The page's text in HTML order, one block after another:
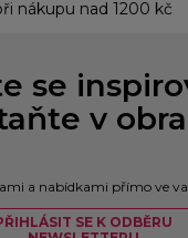
nákupu nad 1200 kč
se
v
a nabídkami přímo ve
SE K ODBĚRU